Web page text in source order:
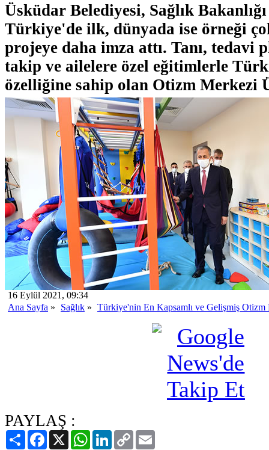
Üsküdar Belediyesi, Sağlık
Türkiye'de ilk, dünyada ise örneği
projeye daha imza attı. Tanı, tedavi
takip ve ailelere özel eğitimlerle
özelliğine sahip olan Otizm Merkezi
16 Eylül 2021, 09:34
Ana Sayfa » Sağlık » Türkiye'nin En Kapsamlı ve Gelişmiş Otizm
PAYLAŞ :
PaylaşFacebook
X WhatsAppLinkedIn
Copy
Link